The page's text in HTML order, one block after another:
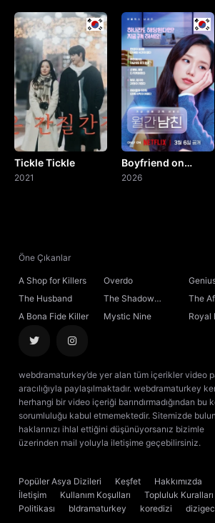
16. Bölüm Final
Tickle Tickle
2021
Boyfriend on
Demand
2026
Öne Çıkanlar
A Shop for Killers Overdo
The Husband
The Shadow
Sovereign
The
the
A Bona Fide Killer Mystic Nine Royal
webdramaturkey’de yer alan tüm içerikler video
aracılığıyla paylaşılmaktadır. webdramaturkey
herhangi bir video içeriği barındırmadığından bu
sorumluluğu kabul etmemektedir. Sitemizde
haklarınızı ihlal ettiğini düşünüyorsanız bizimle
üzerinden mail yoluyla iletişime geçebilirsiniz.
Popüler Asya Dizileri Keşfet Hakkımızda
İletişim
Kullanım Koşulları Topluluk Kuralları
Politikası
bldramaturkey koredizi